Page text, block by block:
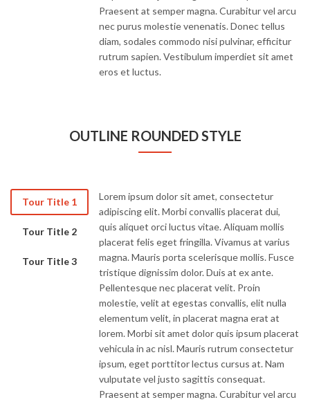
Praesent at semper magna. Curabitur vel arcu
nec purus molestie venenatis. Donec tellus
diam, sodales commodo nisi pulvinar, efficitur
rutrum sapien. Vestibulum imperdiet sit amet
eros et luctus.
OUTLINE ROUNDED STYLE
Tour Title 1
Tour Title 2
Tour Title 3
Lorem ipsum dolor sit amet, consectetur
adipiscing elit. Morbi convallis placerat dui,
quis aliquet orci luctus vitae. Aliquam mollis
placerat felis eget fringilla. Vivamus at varius
magna. Mauris porta scelerisque mollis. Fusce
tristique dignissim dolor. Duis at ex ante.
Pellentesque nec placerat velit. Proin
molestie, velit at egestas convallis, elit nulla
elementum velit, in placerat magna erat at
lorem. Morbi sit amet dolor quis ipsum placerat
vehicula in ac nisl. Mauris rutrum consectetur
ipsum, eget porttitor lectus cursus at. Nam
vulputate vel justo sagittis consequat.
Praesent at semper magna. Curabitur vel arcu